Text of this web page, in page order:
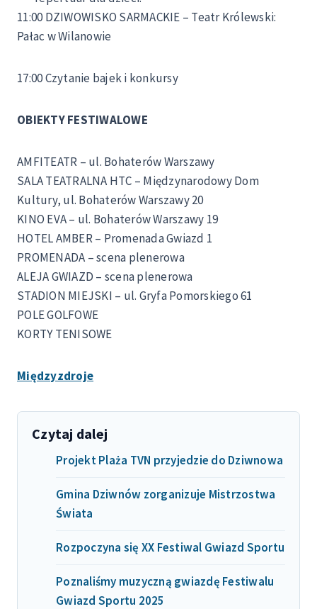
11:00 DZIWOWISKO SARMACKIE – Teatr Królewski:
Pałac w Wilanowie
17:00 Czytanie bajek i konkursy
OBIEKTY FESTIWALOWE
AMFITEATR – ul. Bohaterów Warszawy
SALA TEATRALNA HTC – Międzynarodowy Dom
Kultury, ul. Bohaterów Warszawy 20
KINO EVA – ul. Bohaterów Warszawy 19
HOTEL AMBER – Promenada Gwiazd 1
PROMENADA – scena plenerowa
ALEJA GWIAZD – scena plenerowa
STADION MIEJSKI – ul. Gryfa Pomorskiego 61
POLE GOLFOWE
KORTY TENISOWE
Międzyzdroje
Czytaj dalej
Projekt Plaża TVN przyjedzie do Dziwnowa
Gmina Dziwnów zorganizuje Mistrzostwa
Świata
Rozpoczyna się XX Festiwal Gwiazd Sportu
Poznaliśmy muzyczną gwiazdę Festiwalu
Gwiazd Sportu 2025